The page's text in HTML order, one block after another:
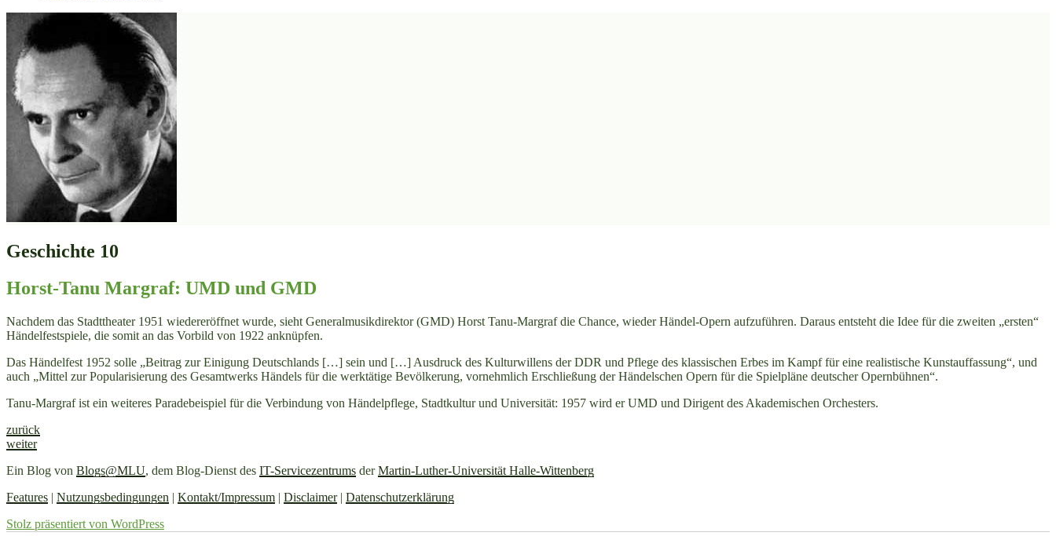
Geschichte 10
Horst-Tanu Margraf: UMD und GMD
Nachdem das Stadttheater 1951 wiedereröffnet wurde, sieht Generalmusikdirektor (GMD) Horst Tanu-Margraf die Chance, wieder Händel-Opern aufzuführen. Daraus entsteht die Idee für die zweiten „ersten“
Händelfestspiele, die somit an das Vorbild von 1922 anknüpfen.
Das Händelfest 1952 solle „Beitrag zur Einigung Deutschlands […] sein und […] Ausdruck des Kulturwillens der DDR und Pflege des klassischen Erbes im Kampf für eine realistische Kunstauffassung“, und
auch „Mittel zur Popularisierung des Gesamtwerks Händels für die werktätige Bevölkerung, vornehmlich Erschließung der Händelschen Opern für die Spielpläne deutscher Opernbühnen“.
Tanu-Margraf ist ein weiteres Paradebeispiel für die Verbindung von Händelpflege, Stadtkultur und Universität: 1957 wird er UMD und Dirigent des Akademischen Orchesters.
zurück
weiter
Ein Blog von Blogs@MLU, dem Blog-Dienst des IT-Servicezentrums derMartin-Luther-Universität Halle-Wittenberg
Features | Nutzungsbedingungen | Kontakt/Impressum | Disclaimer| Datenschutzerklärung
Stolz präsentiert von WordPress